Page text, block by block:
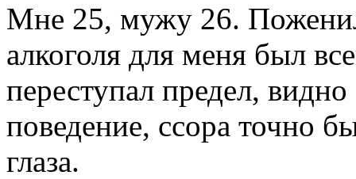
Мне 25, мужу 26.
алкоголя для меня был
переступал предел,
поведение, ссора точно
глаза.